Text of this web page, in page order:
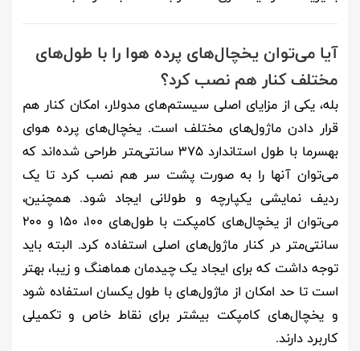
آیا می‌توان یخچال‌های پرده هوا را با طول‌های
مختلف کنار هم نصب کرد؟
بله، یکی از مزایای اصلی سیستم‌های مدولار، امکان کنار هم
قرار دادن ماژول‌های مختلف است. یخچال‌های پرده هوای
بهسرما با طول استاندارد ۳۷۵ سانتی‌متر طراحی شده‌اند که
می‌توان آنها را به صورت پشت سر هم نصب کرد تا یک
ردیف نمایشی یکپارچه و طولانی ایجاد شود. همچنین،
می‌توان از یخچال‌های کامپکت با طول‌های ۱۰۰، ۱۵۰ و ۲۰۰
سانتی‌متر در کنار ماژول‌های اصلی استفاده کرد. البته باید
توجه داشت که برای ایجاد یک چیدمان هماهنگ و زیبا، بهتر
است تا حد امکان از ماژول‌های با طول یکسان استفاده شود
و یخچال‌های کامپکت بیشتر برای نقاط خاص و تکمیلی
کاربرد دارند.